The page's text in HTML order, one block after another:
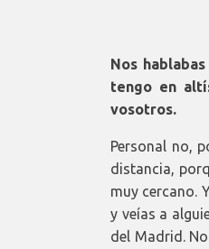
Nos
tengo en
vosotros.
Personal no,
distancia,
muy cercano.
y veías a
del Madrid.